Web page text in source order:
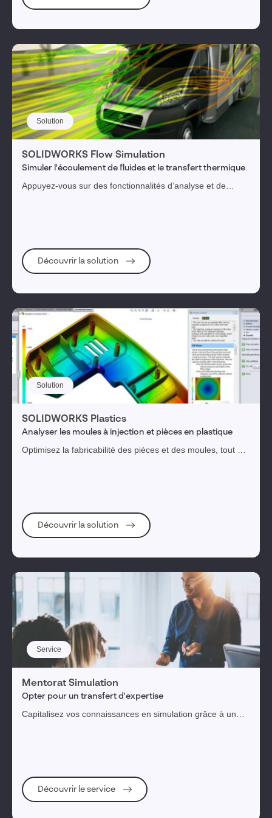
Réinitialiser les filtres
1tag(s) sélectionné(s)
Valider ma sélection
Solution
SOLIDWORKS Flow Simulation
Simuler l'écoulement de fluides et le transfert thermique
Appuyez-vous sur des fonctionnalités d’analyse et de
Découvrir la solution
Solution
SOLIDWORKS Plastics
Analyser les moules à injection et pièces en plastique
Optimisez la fabricabilité des pièces et des moules, tout en
Découvrir la solution
Service
Mentorat Simulation
Opter pour un transfert d'expertise
Capitalisez vos connaissances en simulation grâce à un
Découvrir le service